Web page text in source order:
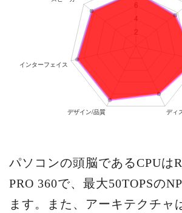
パソコンの頭脳であるCPUは
PRO 360で、最大50TOPSの
ます。また、アーキテクチャ